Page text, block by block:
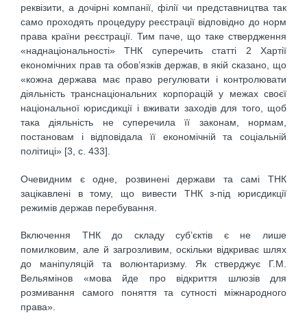
реквізити, а дочірні компанії, філії чи представництва так
само проходять процедуру реєстрації відповідно до норм
права країни реєстрації. Тим паче, що таке ствердження
«наднаціональності» ТНК суперечить статті 2 Хартії
економічних прав та обов’язків держав, в якій сказано, що
«кожна держава має право регулювати і контролювати
діяльність транснаціональних корпорацій у межах своєї
національної юрисдикції і вживати заходів для того, щоб
така діяльність не суперечила її законам, нормам,
постановам і відповідала її економічній та соціальній
політиці» [3, с. 433].
Очевидним є одне, розвинені держави та самі ТНК
зацікавлені в тому, що вивести ТНК з-під юрисдикції
режимів держав перебування.
Включення ТНК до складу суб’єктів є не лише
помилковим, але й загрозливим, оскільки відкриває шлях
до маніпуляцій та волюнтаризму. Як стверджує Г.М.
Вельямінов «мова йде про відкриття шлюзів для
розмивання самого поняття та сутності міжнародного
права».